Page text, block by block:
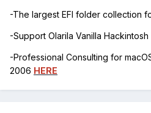
-The largest EFI folder collection
-Support Olarila Vanilla
-Professional Consulting for
2006 HERE